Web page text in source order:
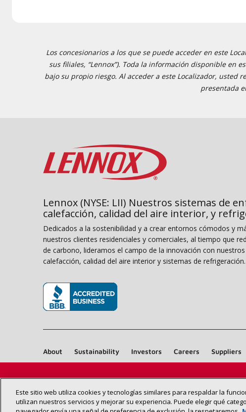
Los concesionarios a los que se puede acceder en este
sus filiales, “Lennox”). Toda la información disponible en
bajo su propio riesgo. Al acceder a este Localizador, usted
presentada
Lennox (NYSE: LII) Nuestros sistemas de
calefacción, calidad del aire interior, y
Dedicados a la sostenibilidad y a crear entornos cómodos y
nuestros clientes residenciales y comerciales, al tiempo que
de carbono, lideramos el campo de la innovación con
calefacción, calidad del aire interior y sistemas de refrigeración.
About Sustainability Investors Careers Suppliers
Este sitio web utiliza cookies y tecnologías similares para respaldar la
utilizan nuestros servicios y mejorar su experiencia. Puede elegir qué